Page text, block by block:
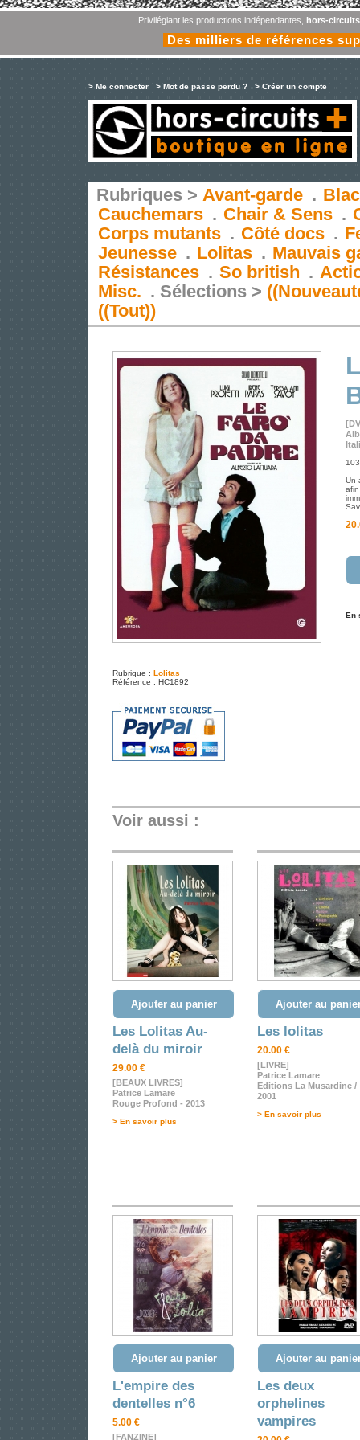
Privilégiant les productions indépendantes, hors-
Des milliers de références
> Me connecter > Mot de passe perdu ? > Créer un compte
Rubriques > Avant-garde .
Cauchemars . Chair & Sens .
Corps mutants . Côté docs .
Jeunesse . Lolitas . Mauvais
Résistances . So british .
Misc. . Sélections >
((Tout))
Rubrique : Lolitas
Référence : HC1892
Un
En
Voir aussi :
Ajouter au panier
Les Lolitas Au-
delà du miroir
29.00 €
[BEAUX LIVRES]
Patrice Lamare
Rouge Profond - 2013
> En savoir plus
Ajouter au
Les lolitas
20.00 €
[LIVRE]
Patrice Lamare
Editions La Musardine /
2001
> En savoir plus
Ajouter au panier
L'empire des
dentelles n°6
5.00 €
[FANZINE]
Ajouter au
Les deux
orphelines
vampires